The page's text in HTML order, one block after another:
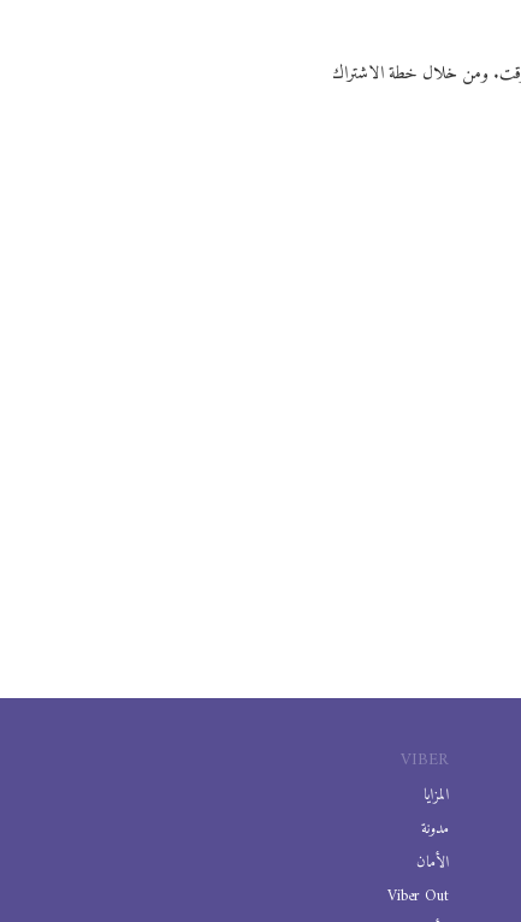
وقت. ومن خلال خطة الاشتراك
VIBER
المزايا
مدونة
الأمان
Viber Out